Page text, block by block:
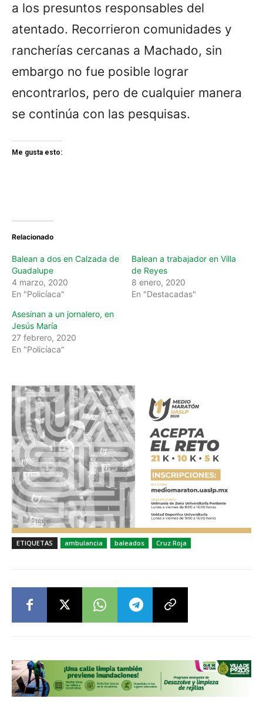
a los presuntos responsables del
atentado. Recorrieron comunidades y
rancherías cercanas a Machado, sin
embargo no fue posible lograr
encontrarlos, pero de cualquier manera
se continúa con las pesquisas.
Me gusta esto:
Relacionado
Balean a dos en Calzada de
Guadalupe
4 marzo, 2020
En "Policíaca"
Balean a trabajador en Villa
de Reyes
8 enero, 2020
En "Destacadas"
Asesinan a un jornalero, en
Jesús María
27 febrero, 2020
En "Policíaca"
ETIQUETAS ambulancia baleados Cruz Roja